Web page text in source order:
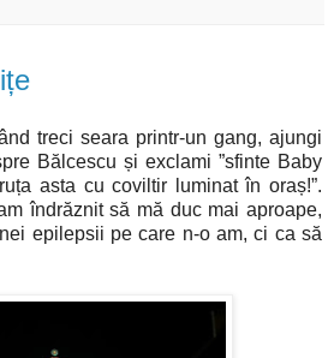
treci seara printr-un gang, ajungi
Bălcescu și exclami ”sfinte Baby
asta cu coviltir luminat în oraș!”.
îndrăznit să mă duc mai aproape,
epilepsii pe care n-o am, ci ca să